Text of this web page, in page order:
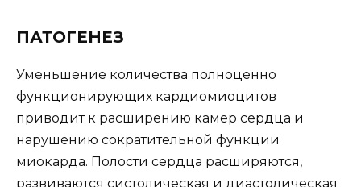
ПАТОГЕНЕЗ
Уменьшение количества полноценно
функционирующих кардиомиоцитов
приводит к расширению камер сердца и
нарушению сократительной функции
миокарда. Полости сердца расширяются,
развиваются систолическая и диастолическая